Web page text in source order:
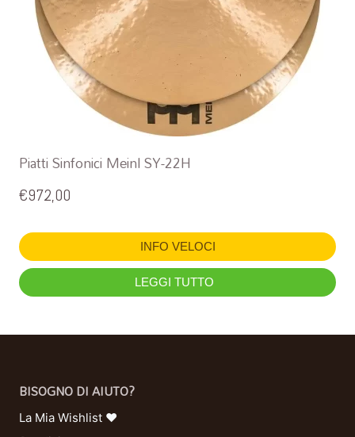
Piatti Sinfonici Meinl SY-22H
€972,00
INFO VELOCI
LEGGI TUTTO
BISOGNO DI AIUTO?
La Mia Wishlist ❤